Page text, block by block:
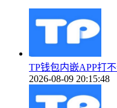
TP钱包内嵌APP打
2026-08-09 20:15:48